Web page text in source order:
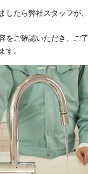
したら弊社スタッフが
をご確認いただき、ご
す。